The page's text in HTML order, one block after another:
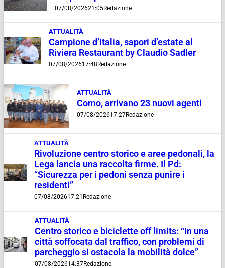
07/08/202621:05Redazione
ATTUALITÀ
Campione d’Italia, sapori d’estate al
Riviera Restaurant by Claudio Sadler
07/08/202617:48 Redazione
ATTUALITÀ
Como, arrivano 23 nuovi agenti
07/08/202617:27Redazione
ATTUALITÀ
Rivoluzione centro storico e aree pedonali, la
Lega lancia una raccolta firme. Il Pd:
“Sicurezza per i pedoni senza punire i
residenti”
07/08/202617:21 Redazione
ATTUALITÀ
Centro storico e biciclette off limits: “In una
città soffocata dal traffico, con problemi di
parcheggio si ostacola la mobilità dolce”
07/08/202614:37Redazione